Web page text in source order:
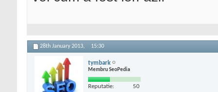
28th January 2013, 15:30
tymbark
Membru SeoPedia
Reputatie: 50